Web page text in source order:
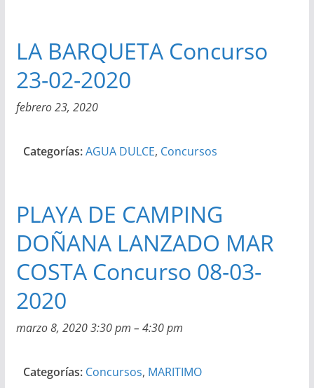
LA BARQUETA Concurso
23-02-2020
febrero 23, 2020
Categorías:AGUA DULCE, Concursos
PLAYA DE CAMPING
DOÑANA LANZADO MAR
COSTA Concurso 08-03-
2020
marzo 8, 2020 3:30 pm – 4:30 pm
Categorías: Concursos, MARITIMO